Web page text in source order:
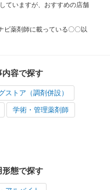
ていますが、おすすめの店舗
ビ薬剤師に載っている〇〇以
内容で探す
ストア（調剤併設）
学術・管理薬剤師
形態で探す